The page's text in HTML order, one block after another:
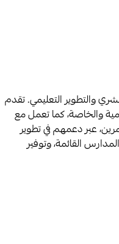
والتطوير التعليمي. تقدم
والخاصة، كما تعمل مع
عبر دعمهم في تطوير
القائمة، وتوفير